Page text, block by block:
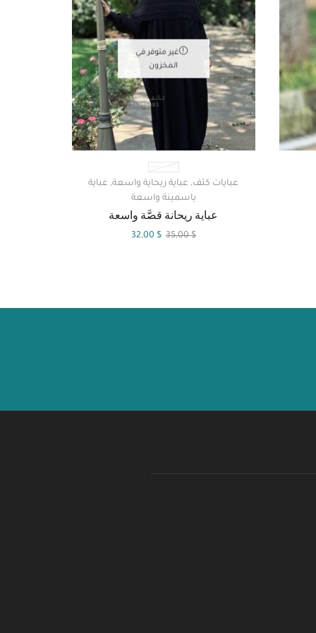
غير متوفر في
المخزون
كريب حميّد
عبايات كتف, عباية ريحاية واسعة, عباية
ياسمينة واسعة
عباية ريحانة قصَّة واسعة
35,00$
32,00 $